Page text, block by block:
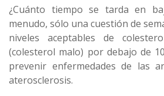
¿Cuánto tiempo se tarda en
menudo, sólo una cuestión de
niveles aceptables de
(colesterol malo) por debajo de
prevenir enfermedades de las
aterosclerosis.